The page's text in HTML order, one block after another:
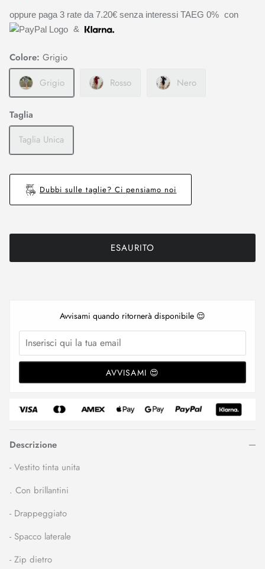
oppure paga 3 rate da 7.20€ senza interessi TAEG 0% con
&
Colore: Grigio
Grigio
Rosso Nero
Taglia
Taglia Unica
Dubbi sulle taglie? Ci pensiamo noi
ESAURITO
Avvisami quando ritornerà disponibile 😌
AVVISAMI 😍
Descrizione
- Vestito tinta unita
. Con brillantini
- Drappeggiato
- Spacco laterale
- Zip dietro